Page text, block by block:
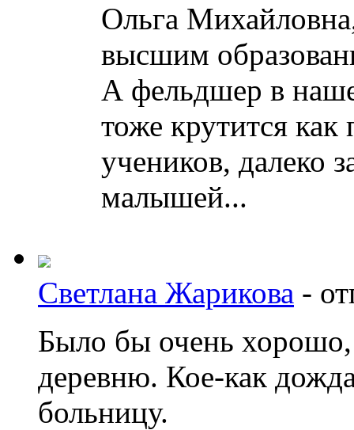
Ольга
высшим
А фельдшер в
тоже крутится
учеников, далеко
малышей...
Светлана Жарикова -
Было бы очень хорошо,
деревню. Кое-как
больницу.